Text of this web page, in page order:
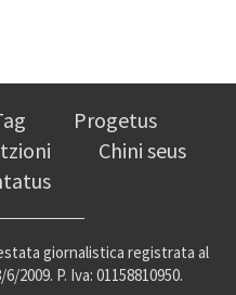
Progetus
Chini seus
giornalistica registrata al
2009. P. Iva: 01158810950.